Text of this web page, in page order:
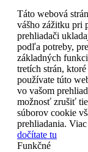
Táto webová
vášho zážitku pri
prehliadači
podľa potreby,
základných
tretích strán,
používate túto
vo vašom
možnosť zrušiť
súborov cookie
prehliadania.
dočítate tu
Funkčné